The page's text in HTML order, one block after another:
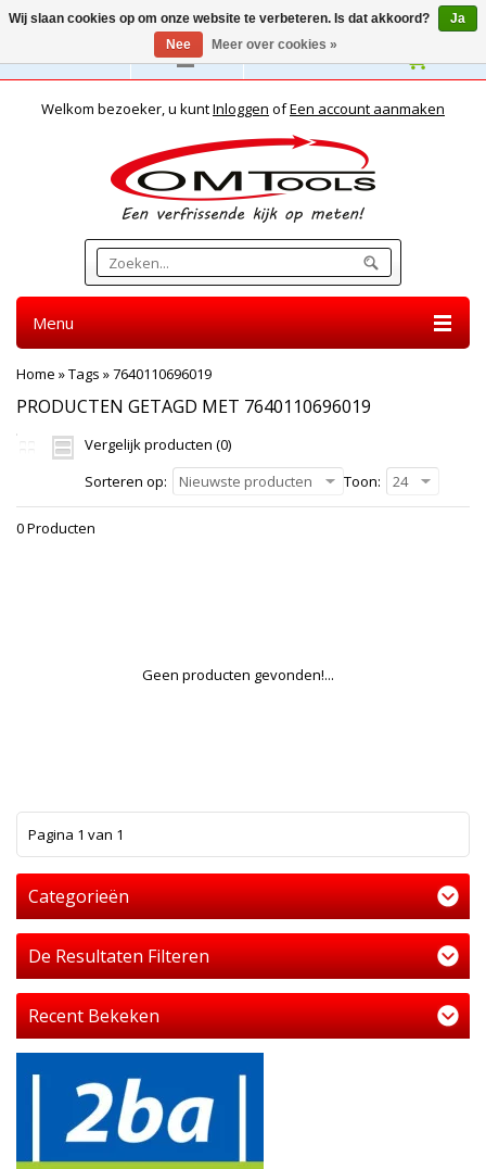
Nederlands
Welkom bezoeker, u kuntInloggen ofEen account aanmaken
Menu
Home »Tags »7640110696019
PRODUCTEN GETAGD MET 7640110696019
Vergelijk producten (0)
Sorteren op:
Nieuwste producten Toon: 24
0 Producten
Geen producten gevonden!...
Pagina 1 van 1
Categorieën
De Resultaten Filteren
Recent Bekeken
Wij slaan cookies op om onze website te verbeteren. Is dat akkoord?
Ja
Nee
Meer over cookies »